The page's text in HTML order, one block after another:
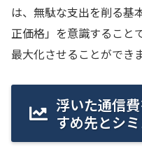
は、無駄な支出を削る基
正価格」を意識すること
最大化させることができま
浮いた通信
すめ先とシ